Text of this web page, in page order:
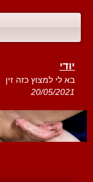
יודי
בא לי למצוץ כזה זין
20/05/2021